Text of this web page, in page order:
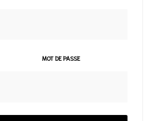
MOT DE PASSE